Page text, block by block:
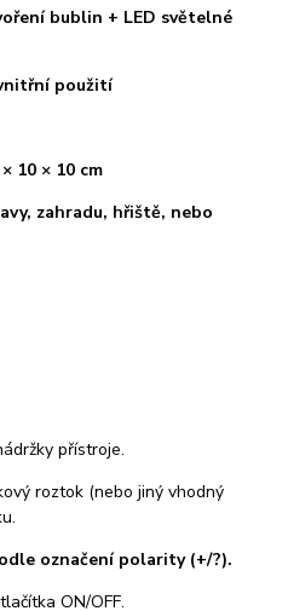
bublin + LED světelné
použití
10 × 10 cm
zahradu, hřiště, nebo
přístroje.
roztok (nebo jiný vhodný
označení polarity (+/?).
ON/OFF.